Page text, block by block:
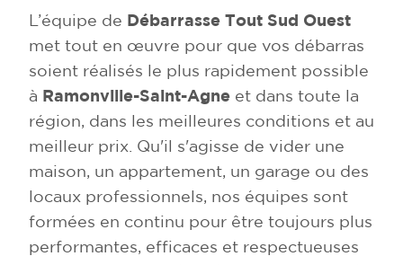
L’équipe de
Débarrasse Tout Sud Ouest
met tout en œuvre pour que vos débarras
soient réalisés le plus rapidement possible
à
Ramonville-Saint-Agne et dans toute la
région, dans les meilleures conditions et au
meilleur prix. Qu'il s'agisse de vider une
maison, un appartement, un garage ou des
locaux professionnels, nos équipes sont
formées en continu pour être toujours plus
performantes, efficaces et respectueuses